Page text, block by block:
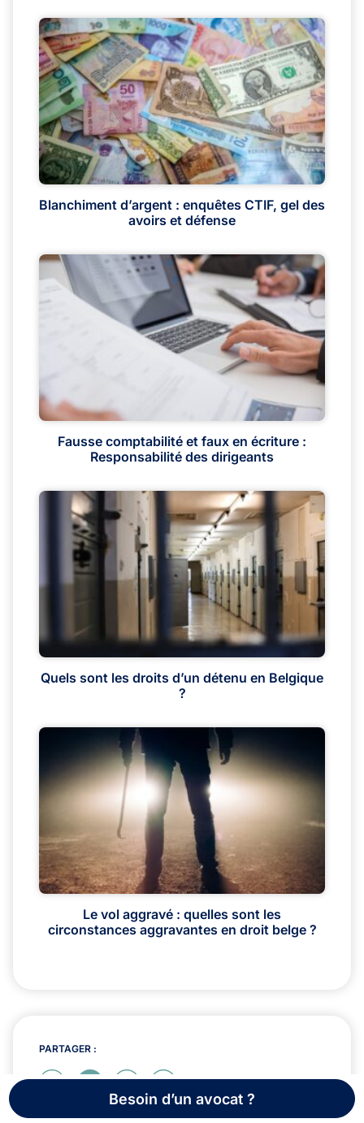
Blanchiment d’argent : enquêtes CTIF, gel des
avoirs et défense
Fausse comptabilité et faux en écriture :
Responsabilité des dirigeants
Quels sont les droits d’un détenu en Belgique
?
Le vol aggravé : quelles sont les
circonstances aggravantes en droit belge ?
PARTAGER :
Besoin d’un avocat ?